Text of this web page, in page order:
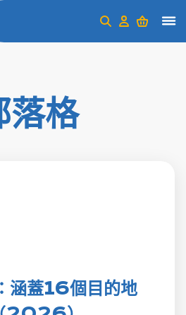
落格
蓋16個目的地